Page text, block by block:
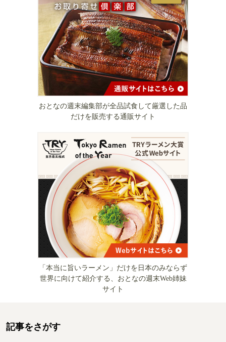
おとなの週末編集部が全品試食して厳選した品
だけを販売する通販サイト
「本当に旨いラーメン」だけを日本のみならず
世界に向けて紹介する、おとなの週末Web姉妹
サイト
記事をさがす